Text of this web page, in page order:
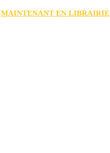
MAINTENANT EN LIBRAIRIE